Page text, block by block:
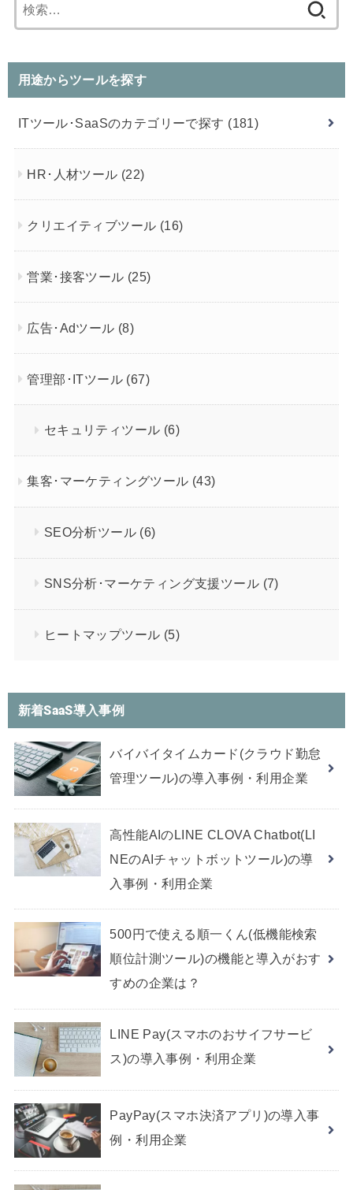
索:
用途からツールを探す
ITツール･SaaSのカテゴリーで探す (181)
HR･人材ツール (22)
クリエイティブツール (16)
営業･接客ツール (25)
広告･Adツール (8)
管理部･ITツール (67)
セキュリティツール (6)
集客･マーケティングツール (43)
SEO分析ツール (6)
SNS分析･マーケティング支援ツール (7)
ヒートマップツール (5)
新着SaaS導入事例
バイバイタイムカード(クラウド勤怠
管理ツール)の導入事例・利用企業
高性能AIのLINE CLOVA Chatbot(LI
NEのAIチャットボットツール)の導
入事例・利用企業
500円で使える順一くん(低機能検索
順位計測ツール)の機能と導入がおす
すめの企業は？
LINE Pay(スマホのおサイフサービ
ス)の導入事例・利用企業
PayPay(スマホ決済アプリ)の導入事
例・利用企業